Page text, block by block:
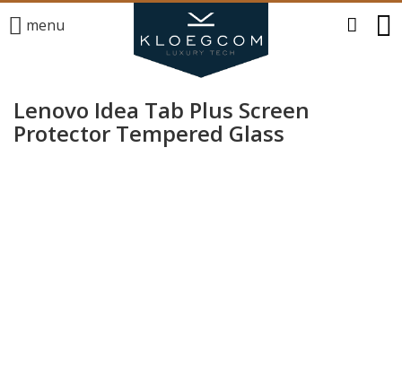
menu
Lenovo Idea Tab Plus Screen
Protector Tempered Glass